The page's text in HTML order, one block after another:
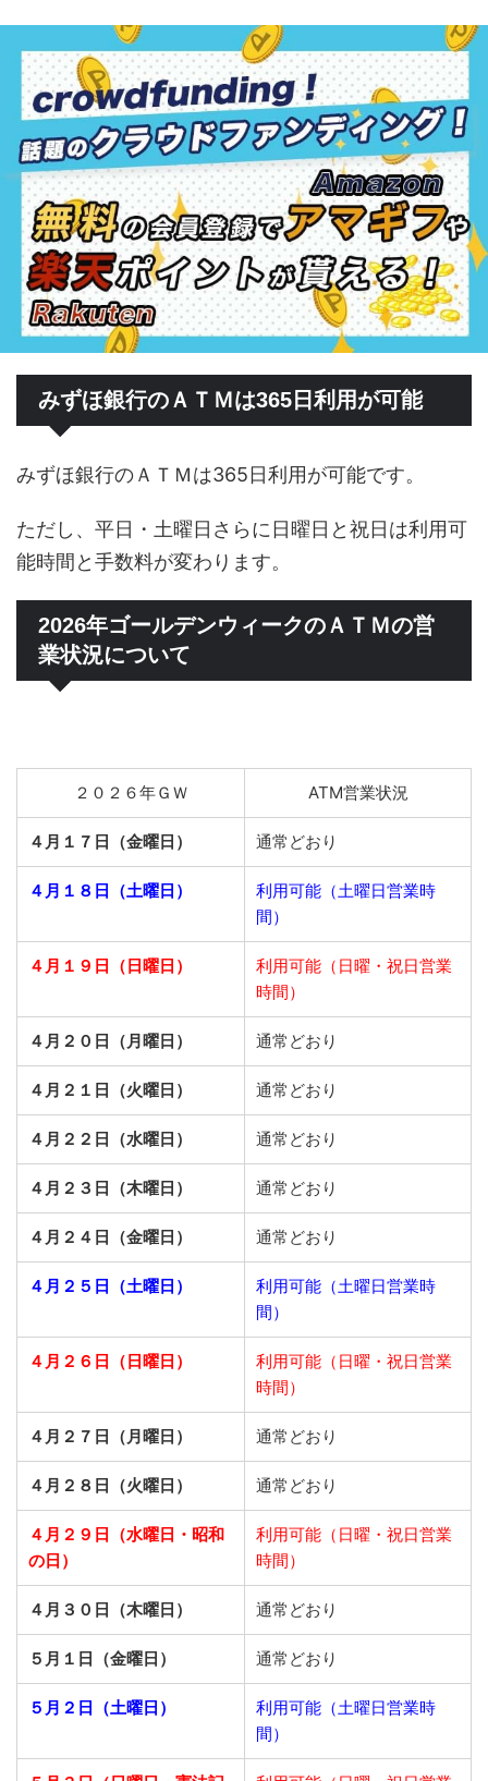
みずほ銀行のＡＴＭは365日利用が可能
みずほ銀行のＡＴＭは365日利用が可能です。
ただし、平日・土曜日さらに日曜日と祝日は利用可
能時間と手数料が変わります。
2026年ゴールデンウィークのＡＴＭの営
業状況について
２０２６年ＧＷ ATM営業状況
４月１７日（金曜日） 通常どおり
４月１８日（土曜日）
利用可能（土曜日営業時
間）
４月１９日（日曜日）
利用可能（日曜・祝日営業
時間）
４月２０日（月曜日） 通常どおり
４月２１日（火曜日） 通常どおり
４月２２日（水曜日） 通常どおり
４月２３日（木曜日） 通常どおり
４月２４日（金曜日） 通常どおり
４月２５日（土曜日）
利用可能（土曜日営業時
間）
４月２６日（日曜日）
利用可能（日曜・祝日営業
時間）
４月２７日（月曜日） 通常どおり
４月２８日（火曜日） 通常どおり
４月２９日（水曜日・昭和
の日）
利用可能（日曜・祝日営業
時間）
４月３０日（木曜日） 通常どおり
５月１日（金曜日） 通常どおり
５月２日（土曜日）
利用可能（土曜日営業時
間）